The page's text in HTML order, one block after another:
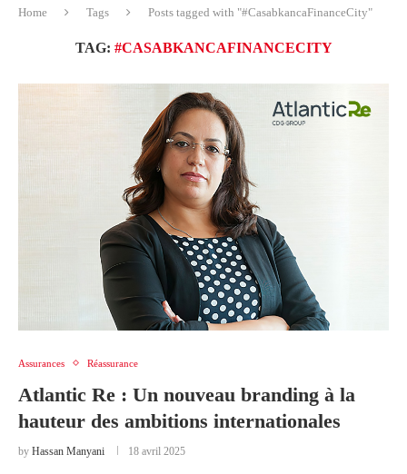
Home Tags Posts tagged with "#CasabkancaFinanceCity"
TAG: #CASABKANCAFINANCECITY
Assurances Réassurance
Atlantic Re : Un nouveau branding à la
hauteur des ambitions internationales
by Hassan Manyani 18 avril 2025